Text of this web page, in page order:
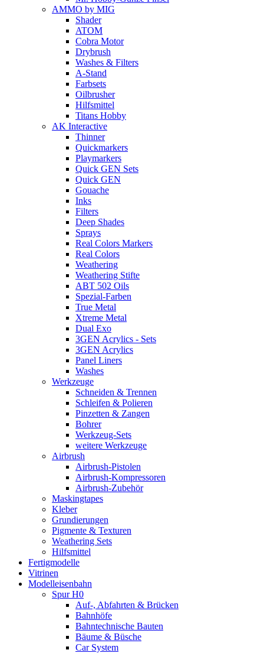
AMMO by MIG
Shader
ATOM
Cobra Motor
Drybrush
Washes & Filters
A-Stand
Farbsets
Oilbrusher
Hilfsmittel
Titans Hobby
AK Interactive
Thinner
Quickmarkers
Playmarkers
Quick GEN Sets
Quick GEN
Gouache
Inks
Filters
Deep Shades
Sprays
Real Colors Markers
Real Colors
Weathering
Weathering Stifte
ABT 502 Oils
Spezial-Farben
True Metal
Xtreme Metal
Dual Exo
3GEN Acrylics - Sets
3GEN Acrylics
Panel Liners
Washes
Werkzeuge
Schneiden & Trennen
Schleifen & Polieren
Pinzetten & Zangen
Bohrer
Werkzeug-Sets
weitere Werkzeuge
Airbrush
Airbrush-Pistolen
Airbrush-Kompressoren
Airbrush-Zubehör
Maskingtapes
Kleber
Grundierungen
Pigmente & Texturen
Weathering Sets
Hilfsmittel
Fertigmodelle
Vitrinen
Modelleisenbahn
Spur H0
Auf-, Abfahrten & Brücken
Bahnhöfe
Bahntechnische Bauten
Bäume & Büsche
Car System